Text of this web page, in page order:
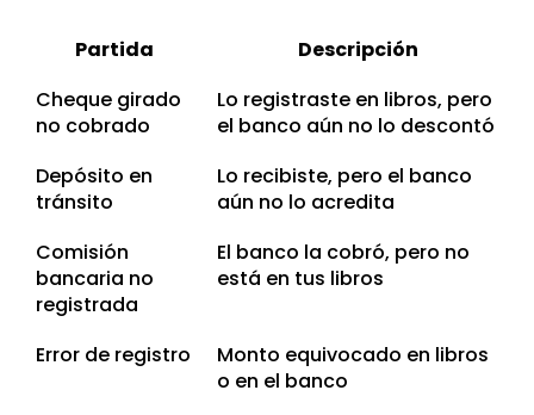
Partida
Descripción
Cheque girado
no cobrado
Lo registraste en libros, pero
el banco aún no lo descontó
Depósito en
tránsito
Lo recibiste, pero el banco
aún no lo acredita
Comisión
bancaria no
registrada
El banco la cobró, pero no
está en tus libros
Error de registro
Monto equivocado en libros
o en el banco